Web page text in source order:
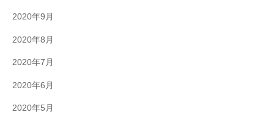
2020年9月
2020年8月
2020年7月
2020年6月
2020年5月